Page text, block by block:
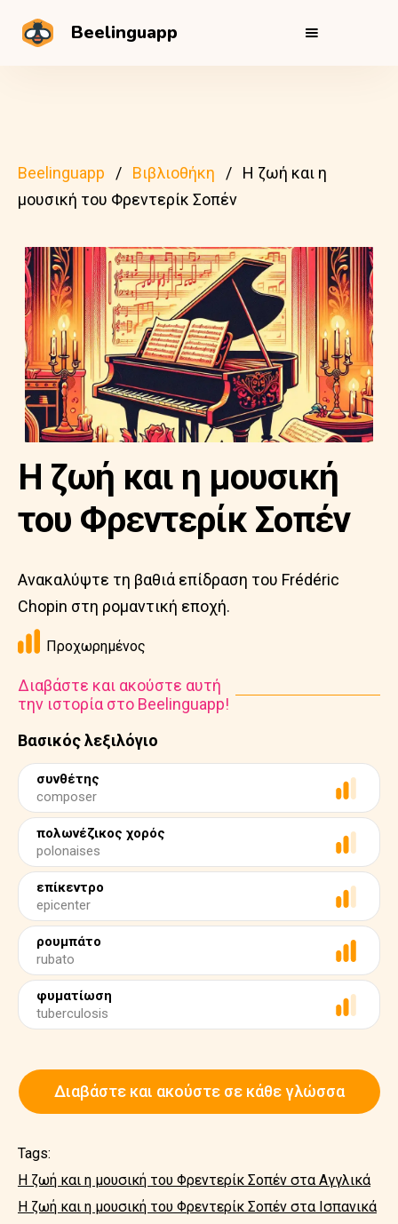
Beelinguapp
Beelinguapp Βιβλιοθήκη
Η ζωή και η
μουσική του Φρεντερίκ Σοπέν
Βασικός λεξιλόγιο
συνθέτης
composer
πολωνέζικος χορός
polonaises
επίκεντρο
epicenter
ρουμπάτο
rubato
φυματίωση
tuberculosis
Η ζωή και η μουσική
του Φρεντερίκ Σοπέν
Ανακαλύψτε τη βαθιά επίδραση του Frédéric
Chopin στη ρομαντική εποχή.
Προχωρημένος
Διαβάστε και ακούστε αυτή
την ιστορία στο Beelinguapp!
Διαβάστε και ακούστε σε κάθε γλώσσα
Tags:
Η ζωή και η μουσική του Φρεντερίκ Σοπέν στα Αγγλικά
Η ζωή και η μουσική του Φρεντερίκ Σοπέν στα Ισπανικά